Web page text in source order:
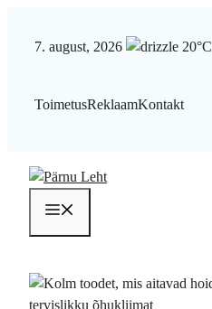
7. august, 2026 20°C
ToimetusReklaamKontakt